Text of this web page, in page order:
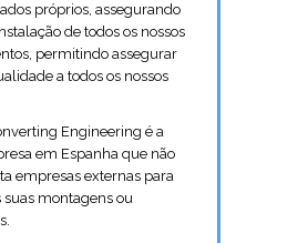
próprios, assegurando
de todos os nossos
permitindo assegurar
a todos os nossos
Engineering é a
em Espanha que não
empresas externas para
suas montagens ou